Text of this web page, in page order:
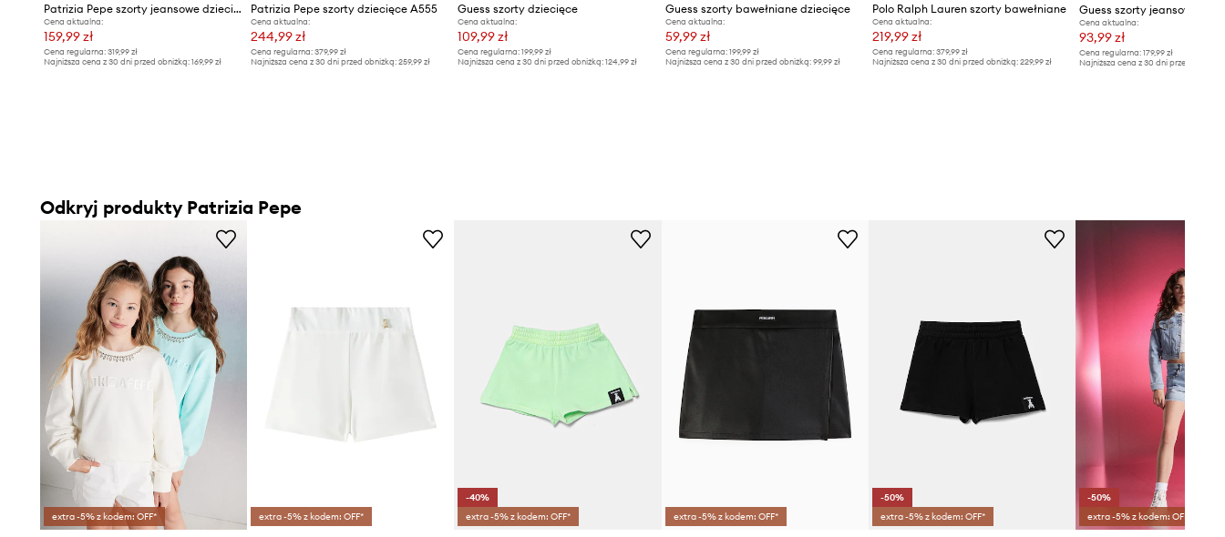
Patrizia Pepe szorty jeansowe dziecięce CA52
Cena aktualna:
159,99 zł
Cena regularna: 319,99 zł
Najniższa cena z 30 dni przed obniżką: 169,99 zł
Patrizia Pepe szorty dziecięce A555
Cena aktualna:
244,99 zł
Cena regularna:379,99 zł
Najniższa cena z 30 dni przed obniżką:259,99 zł
Guess szorty dziecięce
Cena aktualna:
109,99 zł
Cena regularna: 199,99 zł
Najniższa cena z 30 dni przed obniżką: 124,99 zł
Guess szorty bawełniane dziecięce
Cena aktualna:
59,99 zł
Cena regularna: 199,99 zł
Najniższa cena z 30 dni przed obniżką: 99,99 zł
Polo Ralph Lauren szorty bawełniane
Cena aktualna:
219,99 zł
Cena regularna:379,99 zł
Najniższa cena z 30 dni przed obniżką:229,99 zł
Guess szorty jeansowe
Cena aktualna:
93,99 zł
Cena regularna: 179,99 zł
Najniższa cena z 30 dni przed obniżką:
Odkryj produkty Patrizia Pepe
extra -5% z kodem: OFF* extra -5% z kodem: OFF*
-40%
extra -5% z kodem: OFF*
extra -5% z kodem: OFF*
-50%
extra -5% z kodem: OFF*
-50%
extra -5% z kodem: OFF*